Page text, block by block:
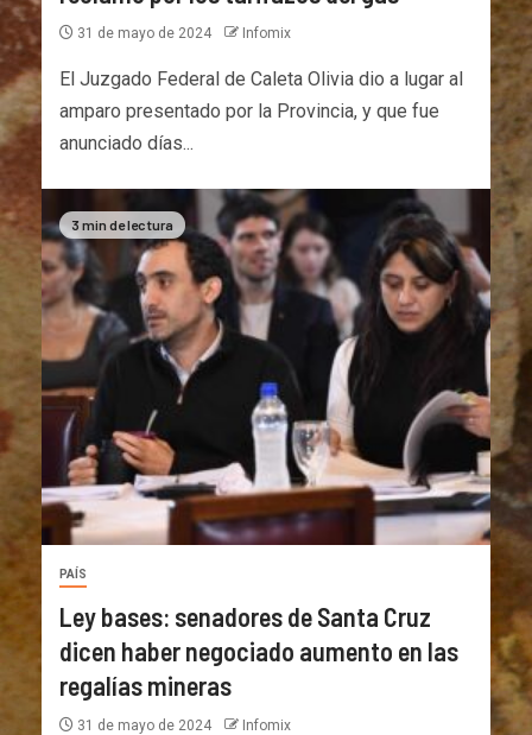
31 de mayo de 2024 Infomix
El Juzgado Federal de Caleta Olivia dio a lugar al
amparo presentado por la Provincia, y que fue
anunciado días...
3 min de lectura
PAÍS
Ley bases: senadores de Santa Cruz
dicen haber negociado aumento en las
regalías mineras
31 de mayo de 2024 Infomix